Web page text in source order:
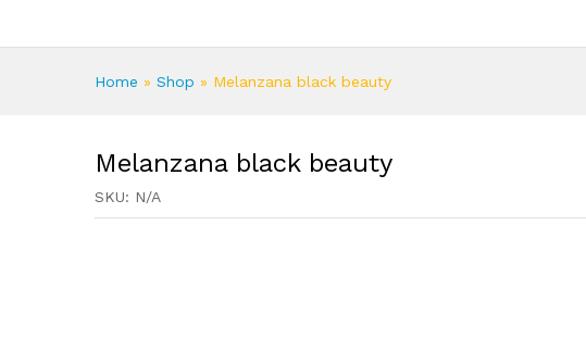
Home » Shop » Melanzana black beauty
Melanzana black beauty
SKU: N/A